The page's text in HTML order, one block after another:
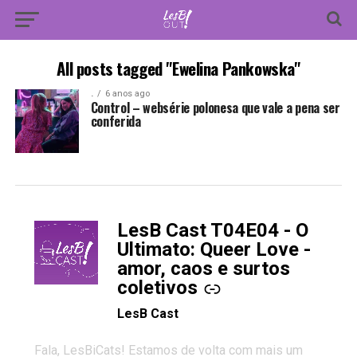
All posts tagged "Ewelina Pankowska"
. 6 anos ago
Control – websérie polonesa que vale a pena ser
conferida
LesB Cast T04E04 - O
Ultimato: Queer Love -
amor, caos e surtos
coletivos
-
LesB Cast
Fala, LesBiCats! Estamos de volta com mais um